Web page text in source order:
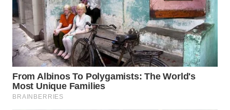
WAHANANEWS
CO ID
WAHANANEWS
NET
WAHANA
SPORT